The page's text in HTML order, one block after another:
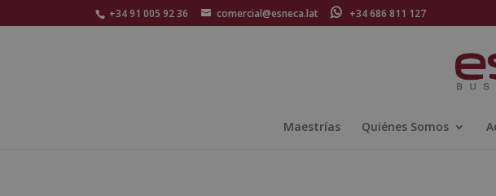
+34 91 005 92 36 comercial@esneca.lat +34 686 811 127
Maestrías Quiénes Somos